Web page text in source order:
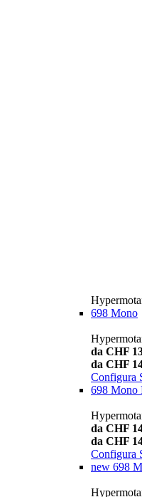
698 Mono
da CHF
da CHF
Configura
698 Mono
da CHF
da CHF
Configura
new 698